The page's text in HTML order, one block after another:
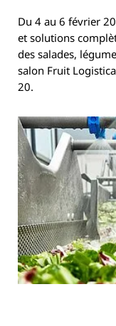
Du 4 au 6 février
et solutions
des salades,
salon Fruit
20.